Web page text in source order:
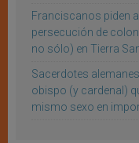
Franciscanos piden
persecución de
no sólo) en Tierra
Sacerdotes
obispo (y cardenal)
mismo sexo en